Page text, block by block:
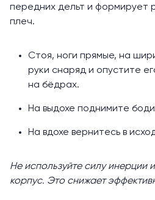
передних дельт и формирует
плеч.
Стоя, ноги прямые, на
руки снаряд и опустите
на бёдрах.
На выдохе поднимите
На вдохе вернитесь в
Не используйте силу инерции
корпус. Это снижает